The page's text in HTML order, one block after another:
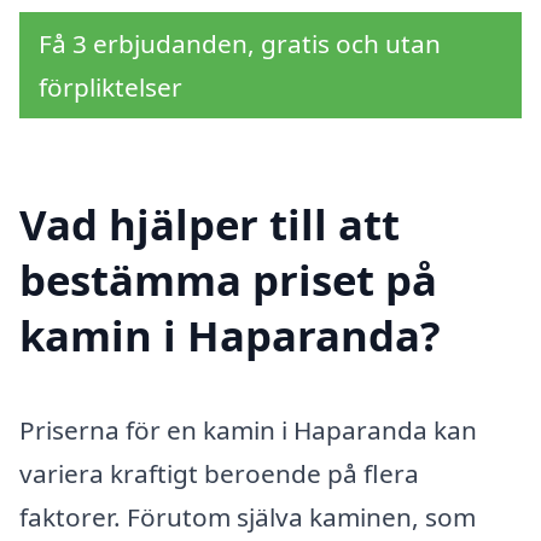
Få 3 erbjudanden, gratis och utan
förpliktelser
Vad hjälper till att
bestämma priset på
kamin i Haparanda?
Priserna för en kamin i Haparanda kan
variera kraftigt beroende på flera
faktorer. Förutom själva kaminen, som